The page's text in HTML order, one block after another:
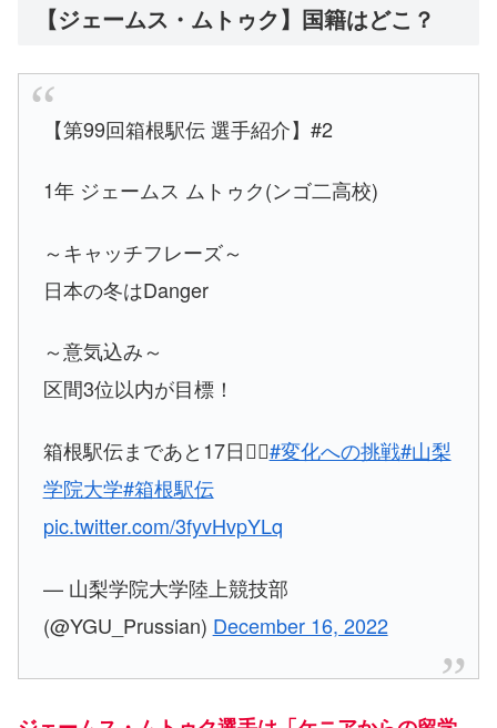
【ジェームス・ムトゥク】国籍はどこ？
【第99回箱根駅伝 選手紹介】#2
1年 ジェームス ムトゥク(ンゴ二高校)
～キャッチフレーズ～
日本の冬はDanger
～意気込み～
区間3位以内が目標！
箱根駅伝まであと17日🏃‍♂️#変化への挑戦#山梨
学院大学#箱根駅伝
pic.twitter.com/3fyvHvpYLq
— 山梨学院大学陸上競技部
(@YGU_Prussian) December 16, 2022